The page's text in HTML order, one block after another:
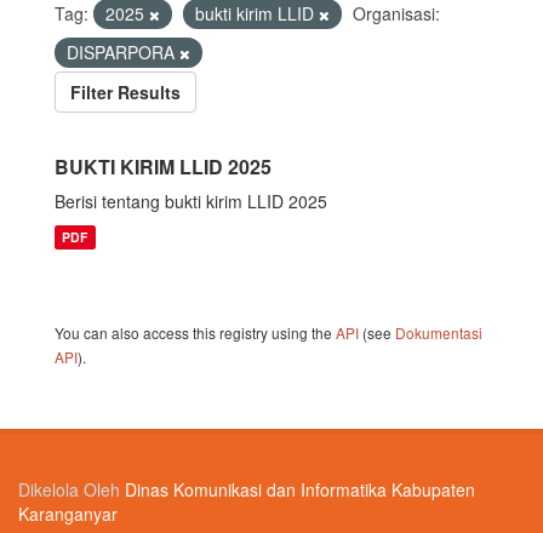
Tag: 2025 bukti kirim LLID
Organisasi:
DISPARPORA
Filter Results
BUKTI KIRIM LLID 2025
Berisi tentang bukti kirim LLID 2025
PDF
You can also access this registry using the API (see Dokumentasi
API).
Dikelola Oleh Dinas Komunikasi dan Informatika Kabupaten
Karanganyar